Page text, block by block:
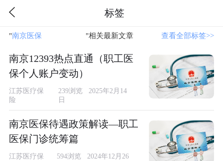
标签
"南京医保 "相关最新文章 查看全部标签>>
南京12393热点直通（职工医
保个人账户变动）
江苏医疗保
险
239浏览 2025年2月14
日
南京医保待遇政策解读—职工
医保门诊统筹篇
江苏医疗保
594浏览 2024年12月26